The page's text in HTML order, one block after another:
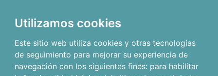
Utilizamos cookies
Este sitio web utiliza cookies y otras tecnologías
de seguimiento para mejorar su experiencia de
navegación con los siguientes fines: para habilitar